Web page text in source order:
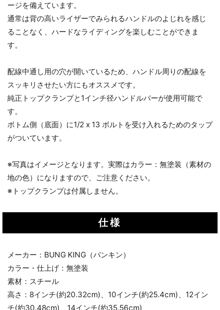
ージを備えています。
通常は背の高いライザーでみられるハンドルのよじれを感じ
ることなく、ハードなライディングを楽しむことができま
す。
配線中通し用の穴が開いているため、ハンドル周りの配線を
スッキリさせたい方にもオススメです。
純正トップクランプと1インチ径ハンドルバーが使用可能で
す。
ボトム側（底面）に1/2 x 13 ボルトを受け入れるためのタップ
がついています。
※写真はイメージとなります。実際はカラー：無塗装（素材の
地の色）になりますので、ご注意ください。
※トップクランプは付属しません。
仕様
メーカー：BUNG KING（バンキン）
カラー・仕上げ：無塗装
素材：スチール
高さ：8インチ(約20.32cm)、10インチ(約25.4cm)、12イン
チ(約30.48cm)、14インチ(約35.56cm)